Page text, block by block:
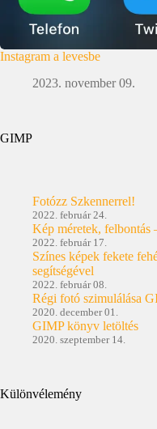
Instagram a levesbe
2023. november 09.
GIMP
Fotózz Szkennerrel!
2022. február 24.
Kép méretek, felbontás
2022. február 17.
Színes képek fekete
segítségével
2022. február 08.
Régi fotó szimulálása
2020. december 01.
GIMP könyv letöltés
2020. szeptember 14.
Különvélemény